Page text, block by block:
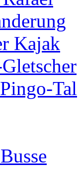
Kajak
Tal